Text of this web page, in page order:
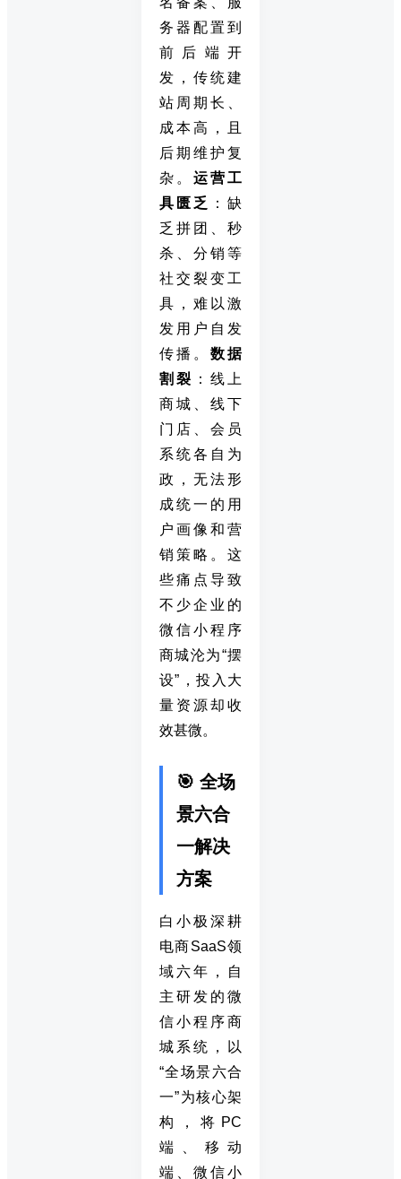
务器配置到
前后端开
发，传统建
站周期长、
成本高，且
后期维护复
杂。 运营工
具匮乏
：缺
乏拼团、秒
杀、分销等
社交裂变工
具，难以激
发用户自发
传播。 数据
割裂 ：线上
商城、线下
门店、会员
系统各自为
政，无法形
成统一的用
户画像和营
销策略。这
些痛点导致
不少企业的
微信小程序
商城沦为“摆
设”，投入大
量资源却收
效甚微。
🎯 全场
景六合
一解决
方案
白小极深耕
电商SaaS领
域六年，自
主研发的微
信小程序商
城系统，以
“全场景六合
一”为核心架
构，将PC
端、移动
端、微信小